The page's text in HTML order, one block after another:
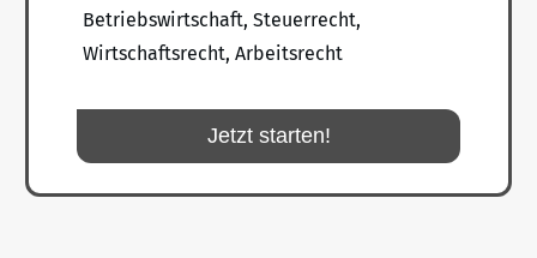
Betriebswirtschaft, Steuerrecht,
Wirtschaftsrecht, Arbeitsrecht
Jetzt starten!